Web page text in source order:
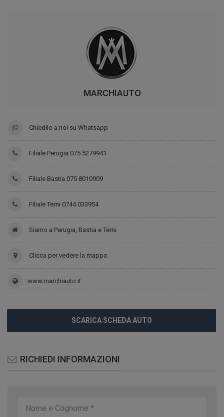
MARCHIAUTO
Chiedilo a noi su Whatsapp
Filiale Perugia 075 5279941
Filiale Bastia 075 8010909
Filiale Terni 0744 033954
Siamo a Perugia, Bastia e Terni
Clicca per vedere la mappa
www.marchiauto.it
SCARICA SCHEDA AUTO
RICHIEDI INFORMAZIONI